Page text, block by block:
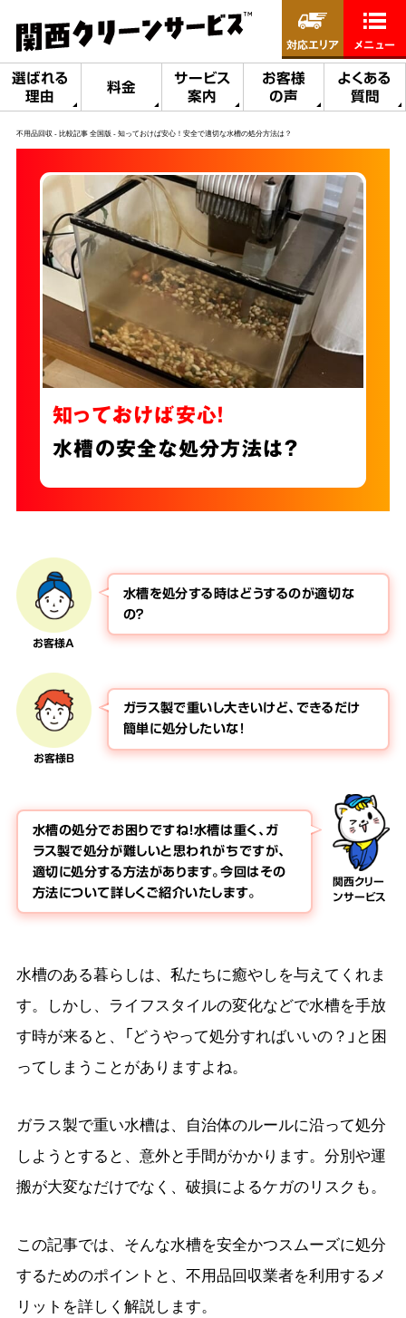
選ばれる
理由
料金
サービス
案内
お客様
の声
よくある
質問
対応エリア メニュー
不用品回収 比較記事 全国版 知っておけば安心！安全で適切な水槽の処分方法は？
知っておけば安心！
水槽の安全な処分方法は？
お客様A
水槽を処分する時はどうするのが適切な
の？
お客様B
ガラス製で重いし大きいけど、できるだけ
簡単に処分したいな！
関西クリー
ンサービス
水槽の処分でお困りですね！水槽は重く、ガ
ラス製で処分が難しいと思われがちですが、
適切に処分する方法があります。今回はその
方法について詳しくご紹介いたします。
水槽のある暮らしは、私たちに癒やしを与えてくれま
す。しかし、ライフスタイルの変化などで水槽を手放
す時が来ると、「どうやって処分すればいいの？」と困
ってしまうことがありますよね。
ガラス製で重い水槽は、自治体のルールに沿って処分
しようとすると、意外と手間がかかります。分別や運
搬が大変なだけでなく、破損によるケガのリスクも。
この記事では、そんな水槽を安全かつスムーズに処分
するためのポイントと、不用品回収業者を利用するメ
リットを詳しく解説します。